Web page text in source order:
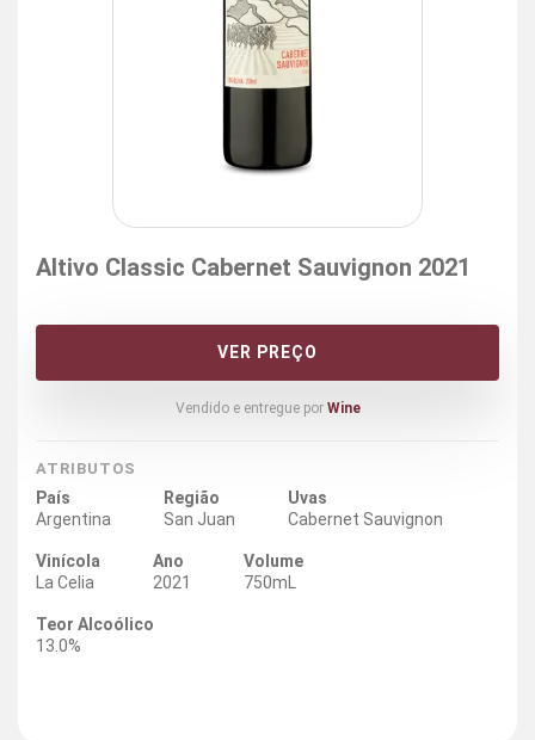
Altivo Classic Cabernet Sauvignon 2021
VER PREÇO
Vendido e entregue por Wine
ATRIBUTOS
País
Argentina
Região
San Juan
Uvas
Cabernet Sauvignon
Vinícola
La Celia
Ano
2021
Volume
750mL
Teor Alcoólico
13.0%